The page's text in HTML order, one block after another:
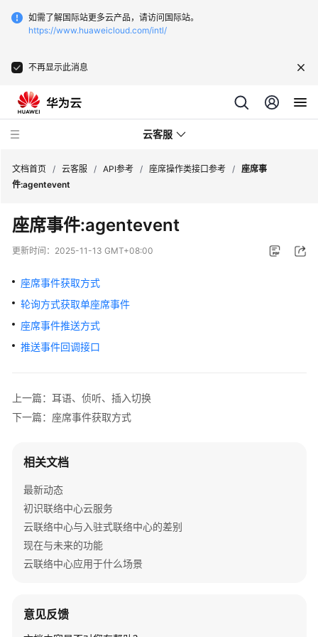
如需了解国际站更多云产品，请访问国际站。
https://www.huaweicloud.com/intl/
不再显示此消息
云客服
新
动
品
介
绍
入
门
户
指
价
格
说
开
文档首页 / 云客服 / API参考 / 座席操作类接口参考 / 座席事
件:agentevent
座席事件:agentevent
更新时间： 2025-11-13 GMT+08:00
座席事件获取方式
轮询方式获取单座席事件
座席事件推送方式
推送事件回调接口
上一篇：耳语、侦听、插入切换
下一篇：座席事件获取方式
相关文档
最新动态
初识联络中心云服务
云联络中心与入驻式联络中心的差别
现在与未来的功能
云联络中心应用于什么场景
意见反馈